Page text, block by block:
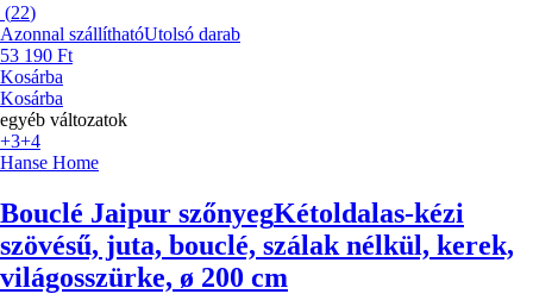
(22)
Azonnal szállíthatóUtolsó darab
53 190 Ft
Kosárba
Kosárba
egyéb változatok
+3+4
Hanse Home
Bouclé Jaipur szőnyegKétoldalas-kézi
szövésű, juta, bouclé, szálak nélkül, kerek,
világosszürke, ø 200 cm